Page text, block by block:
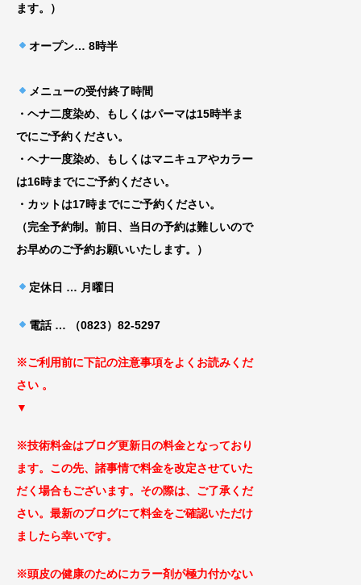
ます。）
オープン… 8時半
メニューの受付終了時間
・ヘナ二度染め、もしくはパーマは15時半ま
でにご予約ください。
・ヘナ一度染め、もしくはマニキュアやカラー
は16時までにご予約ください。
・カットは17時までにご予約ください。
（完全予約制。前日、当日の予約は難しいので
お早めのご予約お願いいたします。）
定休日 … 月曜日
電話 … （0823）82-5297
※ご利用前に下記の注意事項をよくお読みくだ
さい 。
▼
※技術料金はブログ更新日の料金となっており
ます。この先、諸事情で料金を改定させていた
だく場合もございます。その際は、ご了承くだ
さい。最新のブログにて料金をご確認いただけ
ましたら幸いです。
※頭皮の健康のためにカラー剤が極力付かない